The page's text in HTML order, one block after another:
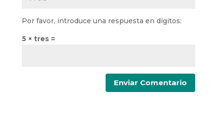
Por favor, introduce una respuesta en dígitos:
5 × tres =